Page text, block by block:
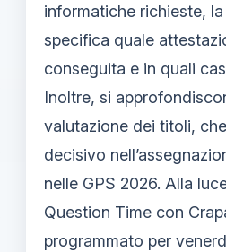
informatiche richieste,
specifica quale
conseguita e in quali
Inoltre, si
valutazione dei titoli,
decisivo
nelle GPS 2026. Alla
Question Time con
programmato per